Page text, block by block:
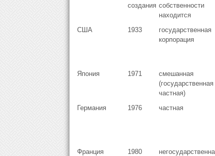
создания собственности
находится
США 1933
государственная
корпорация
Япония
1971
смешанная
(государственная
частная)
Германия 1976 частная
Франция 1980